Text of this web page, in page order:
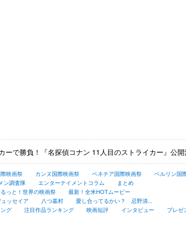
ーで勝負！『名探偵コナン 11人目のストライカー』公
映画祭 カンヌ国際映画祭 ベネチア国際映画祭 ベルリン国
ン調査隊 エンターテイメントコラム
まとめ
るっと！世界の映画祭
最新！全米HOTムービー
ッセイア 八つ墓村
愛し合ってるかい？ 忌野清...
グ 注目作品ランキング 映画短評 インタビュー
プレゼ